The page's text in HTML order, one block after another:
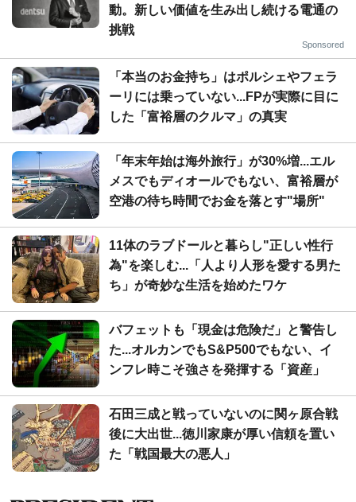
動。新しい価値を生み出し続ける電通の
挑戦
Sponsored
「本当のお金持ち」はポルシェやフェラ
ーリには乗っていない...FPが実際に目に
した「富裕層のクルマ」の真実
「年末年始は海外旅行」が30%増...エル
メスでもディオールでもない、富裕層が
空港の待ち時間でお金を落とす"場所"
11体のラブドールと暮らし"正しい性行
為"を楽しむ...「人より人形を愛する男た
ち」が奇妙な生活を始めたワケ
バフェットも「現金は危険だ」と警告し
た...オルカンでもS&P500でもない、イ
ンフレ時こそ強さを発揮する「資産」
石田三成と戦っていないのに関ヶ原合戦
後に大出世...徳川家康が厚い信頼を置い
た「戦国最大の悪人」